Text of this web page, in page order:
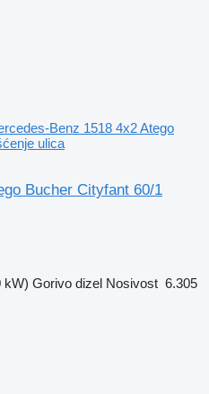
Benz 1518 4x2 Atego
ulica
Bucher Cityfant 60/1
kW) Gorivo dizel Nosivost 6.305